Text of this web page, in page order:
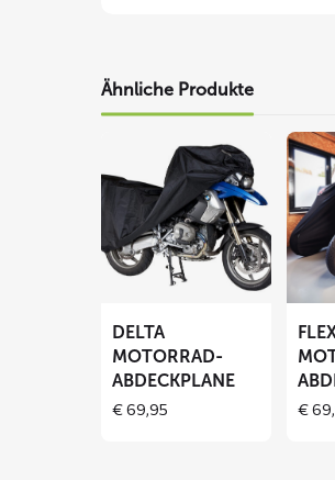
Ähnliche Produkte
lesen
über
DELTA
Motorrad-
Abdeckplane
DELTA
MOTORRAD-
ABDECKPLANE
€69,95
Mehr
lesen
über
€